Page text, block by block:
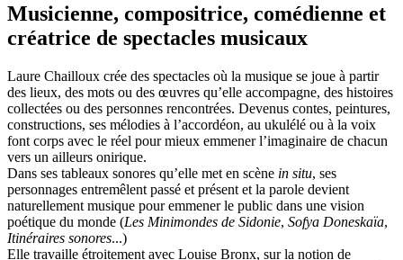
Musicienne, compositrice, comédienne et
créatrice de spectacles musicaux
Laure Chailloux crée des spectacles où la musique se joue à partir
des lieux, des mots ou des œuvres qu’elle accompagne, des histoires
collectées ou des personnes rencontrées. Devenus contes, peintures,
constructions, ses mélodies à l’accordéon, au ukulélé ou à la voix
font corps avec le réel pour mieux emmener l’imaginaire de chacun
vers un ailleurs onirique.
Dans ses tableaux sonores qu’elle met en scène in situ, ses
personnages entremêlent passé et présent et la parole devient
naturellement musique pour emmener le public dans une vision
poétique du monde (Les Minimondes de Sidonie, Sofya Doneskaïa,
Itinéraires sonores...)
Elle travaille étroitement avec Louise Bronx, sur la notion de